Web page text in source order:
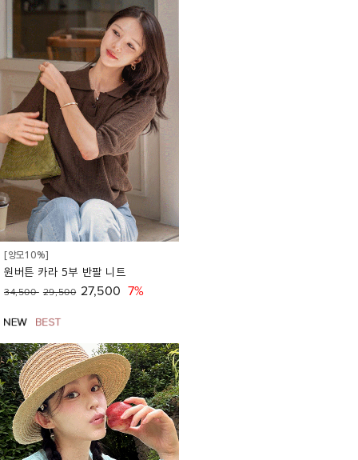
[양모10%]
원버튼 카라 5부 반팔 니트
34,500 29,500 27,500 7%